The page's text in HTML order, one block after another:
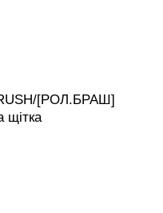
[РОЛ.БРАШ]
щітка